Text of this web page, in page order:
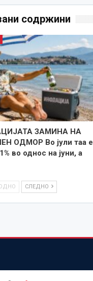
содржини
ЗАМИНА НА
ОДМОР Во јули таа е
во однос на јуни, а
СЛЕДНО